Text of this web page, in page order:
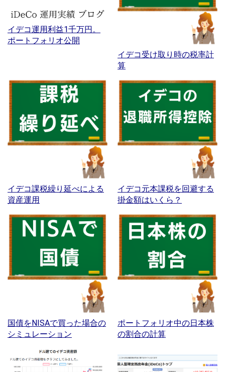
イデコ運用利益1千万円。
ポートフォリオ公開
イデコ受け取り時の税率計
算
イデコ課税繰り延べによる
資産運用
イデコ元本課税を回避する
掛金額はいくら？
国債をNISAで買った場合の
シミュレーション
ポートフォリオ中の日本株
の割合の計算